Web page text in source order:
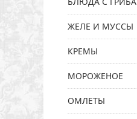
ЖЕЛЕ И МУССЫ
КРЕМЫ
МОРОЖЕНОЕ
ОМЛЕТЫ